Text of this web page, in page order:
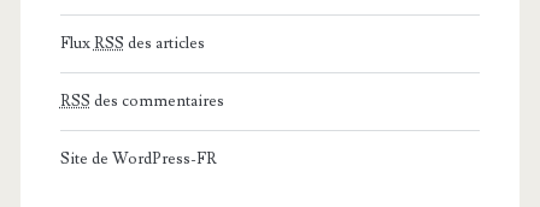
FluxRSS des articles
RSS des commentaires
Site de WordPress-FR